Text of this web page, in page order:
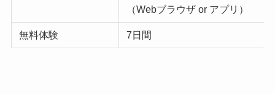
（Webブラウザ or アプリ）
無料体験 7日間